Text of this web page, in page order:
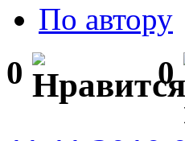
По автору
0 0